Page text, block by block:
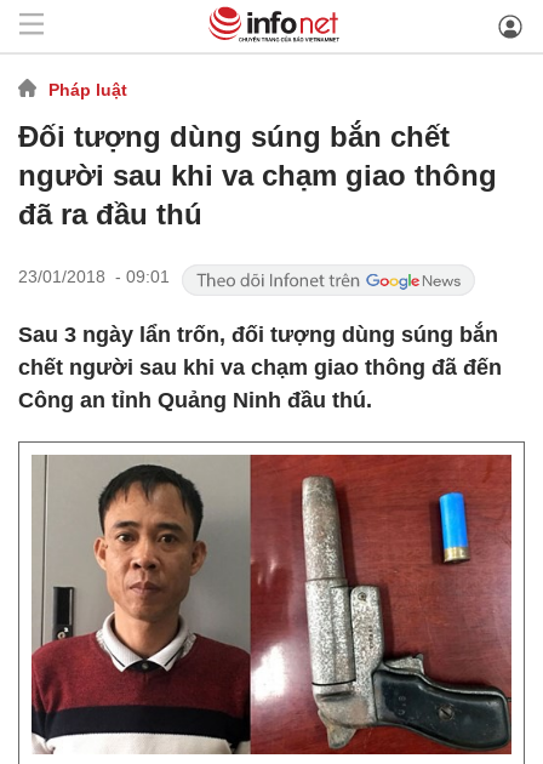
Pháp luật
Đối tượng dùng súng bắn chết
người sau khi va chạm giao thông
đã ra đầu thú
23/01/2018 - 09:01
Sau 3 ngày lẩn trốn, đối tượng dùng súng bắn
chết người sau khi va chạm giao thông đã đến
Công an tỉnh Quảng Ninh đầu thú.